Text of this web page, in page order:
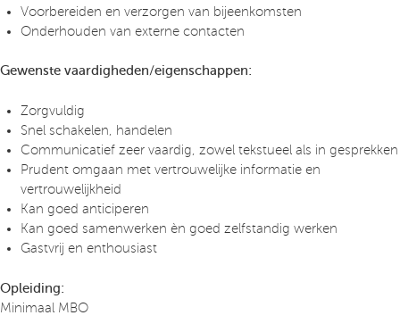
Voorbereiden en verzorgen van bijeenkomsten
Onderhouden van externe contacten
Gewenste vaardigheden/eigenschappen:
Zorgvuldig
Snel schakelen, handelen
Communicatief zeer vaardig, zowel tekstueel als in gesprekken
Prudent omgaan met vertrouwelijke informatie en
vertrouwelijkheid
Kan goed anticiperen
Kan goed samenwerken èn goed zelfstandig werken
Gastvrij en enthousiast
Opleiding:
Minimaal MBO